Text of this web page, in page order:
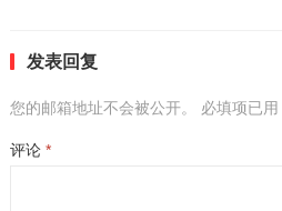
发表回复
您的邮箱地址不会被公开。 必填项已用
评论 *